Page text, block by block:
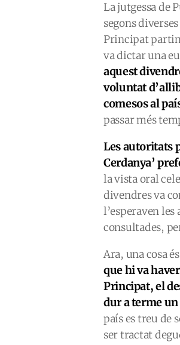
La jutgessa de
segons
Principat
va dictar una
aquest
voluntat
comesos al
passar més
Les autoritats
Cerdanya’
la vista oral
divendres va
l’esperaven
consultades,
Ara, una cosa
que hi va
Principat, el
dur a terme
país es treu de
ser tractat